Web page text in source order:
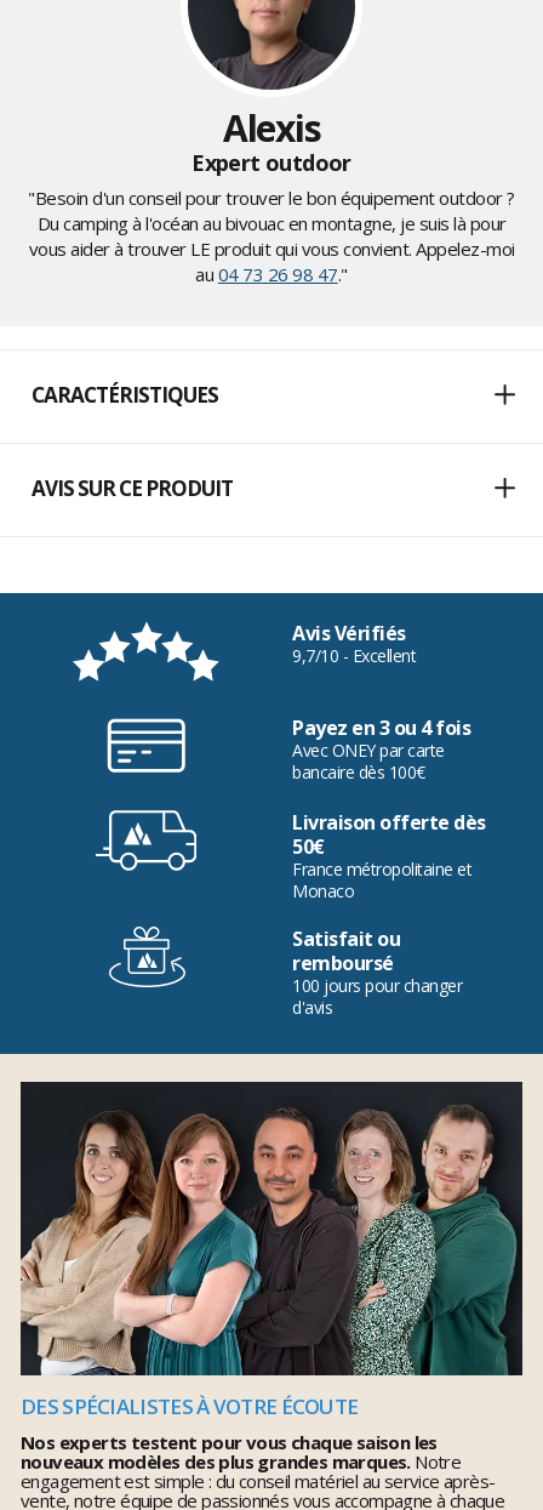
Alexis
Expert outdoor
"Besoin d'un conseil pour trouver le bon équipement outdoor ?
Du camping à l'océan au bivouac en montagne, je suis là pour
vous aider à trouver LE produit qui vous convient. Appelez-moi
au 04 73 26 98 47."
CARACTÉRISTIQUES
AVIS SUR CE PRODUIT
Avis Vérifiés
9,7/10 - Excellent
Payez en 3 ou 4 fois
Avec ONEY par carte
bancaire dès 100€
Livraison offerte dès
50€
France métropolitaine et
Monaco
Satisfait ou
remboursé
100 jours pour changer
d'avis
DES SPÉCIALISTES À VOTRE ÉCOUTE
Nos experts testent pour vous chaque saison les
nouveaux modèles des plus grandes marques.Notre
engagement est simple : du conseil matériel au service après-
vente, notre équipe de passionnés vous accompagne à chaque